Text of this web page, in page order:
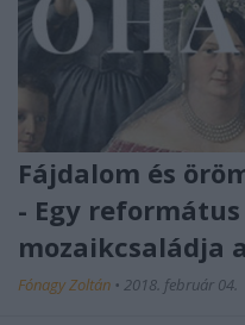
Fájdalom és
- Egy
mozaikcsaládja
Fónagy Zoltán • 2018. február 04.